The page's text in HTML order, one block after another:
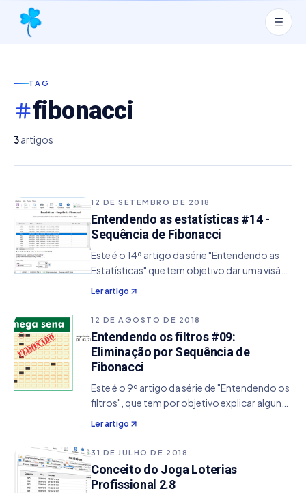
TAG
fibonacci
3artigos
12 DE SETEMBRO DE 2018
Entendendo as estatísticas #14 -
Sequência de Fibonacci
Este é o 14º artigo da série "Entendendo as
Estatísticas" que tem objetivo dar uma visão
de conceito da sua utilização, ajudando de
um modo específico no aperfeiçoamento
de seus jogos. 1. Informações Estatística…
Ler artigo
12 DE AGOSTO DE 2018
Entendendo os filtros #09:
Eliminação por Sequência de
Fibonacci
Este é o 9º artigo da série de "Entendendo os
filtros", que tem por objetivo explicar alguns
conceitos dos filtros do sistema do Joga
Loterias Profissional. 1. Informações Filtro:
Eliminação por Sequência de Fibonacci…
Ler artigo
31 DE JULHO DE 2018
Conceito do Joga Loterias
Profissional 2.8